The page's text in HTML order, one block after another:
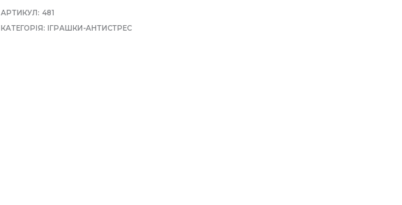
АРТИКУЛ:481
КАТЕГОРІЯ:ІГРАШКИ-АНТИСТРЕС